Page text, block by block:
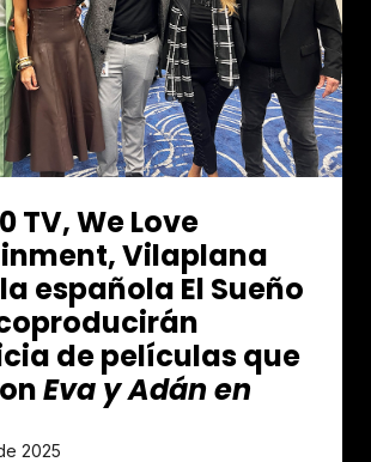
TV, We Love
Vilaplana
española El Sueño
de películas que
Eva y Adán en
2025